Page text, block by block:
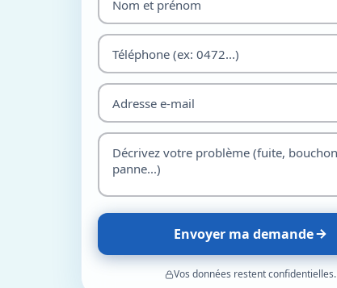
Envoyer ma demande
Vos données restent confidentielles.